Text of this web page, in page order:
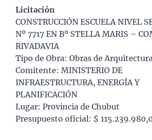
Licitación
CONSTRUCCIÓN ESCUELA NIVEL
Nº 7717 EN Bº STELLA MARIS –
RIVADAVIA
Tipo de Obra: Obras de
Comitente: MINISTERIO DE
INFRAESTRUCTURA, ENERGÍA Y
PLANIFICACIÓN
Lugar: Provincia de Chubut
Presupuesto oficial: $